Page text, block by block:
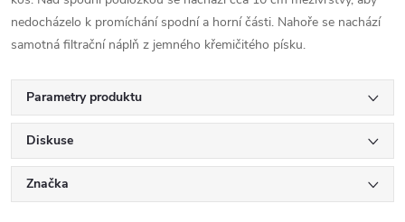
nedocházelo k promíchání spodní a horní části. Nahoře se nachází
samotná filtrační náplň z jemného křemičitého písku.
Parametry produktu
Diskuse
Značka